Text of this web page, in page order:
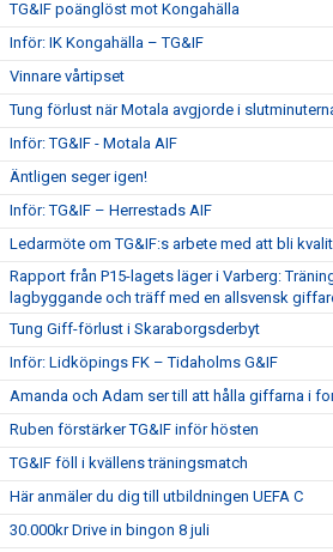
TG&IF poänglöst mot Kongahälla
Inför: IK Kongahälla – TG&IF
Vinnare vårtipset
Tung förlust när Motala avgjorde i
Inför: TG&IF - Motala AIF
Äntligen seger igen!
Inför: TG&IF – Herrestads AIF
Ledarmöte om TG&IF:s arbete med att bli
Rapport från P15-lagets läger i Varberg:
lagbyggande och träff med en allsvensk
Tung Giff-förlust i Skaraborgsderbyt
Inför: Lidköpings FK – Tidaholms G&IF
Amanda och Adam ser till att hålla giffarna i
Ruben förstärker TG&IF inför hösten
TG&IF föll i kvällens träningsmatch
Här anmäler du dig till utbildningen UEFA C
30.000kr Drive in bingon 8 juli